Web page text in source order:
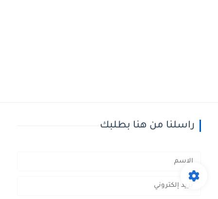
راسلنا من هنا بطلبك